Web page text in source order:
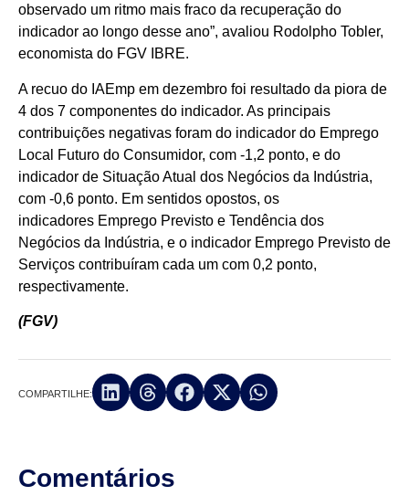
observado um ritmo mais fraco da recuperação do
indicador ao longo desse ano”, avaliou Rodolpho Tobler,
economista do FGV IBRE.
A recuo do IAEmp em dezembro foi resultado da piora de
4 dos 7 componentes do indicador. As principais
contribuições negativas foram do indicador do Emprego
Local Futuro do Consumidor, com -1,2 ponto, e do
indicador de Situação Atual dos Negócios da Indústria,
com -0,6 ponto. Em sentidos opostos, os
indicadores Emprego Previsto e Tendência dos
Negócios da Indústria, e o indicador Emprego Previsto de
Serviços contribuíram cada um com 0,2 ponto,
respectivamente.
(FGV)
COMPARTILHE:
Comentários